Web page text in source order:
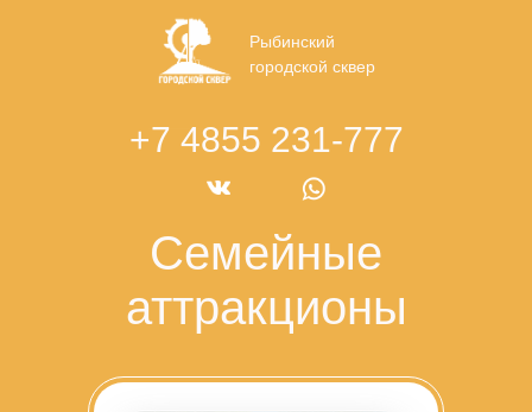
Семейные
аттракционы
Рыбинский
городской сквер
+7 4855 231-777